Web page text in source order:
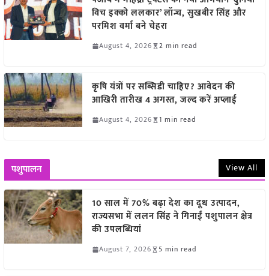
विच इक्को ललकार’ लॉन्च, सुखबीर सिंह और
परमिश वर्मा बने चेहरा
August 4, 2026 2 min read
कृषि यंत्रों पर सब्सिडी चाहिए? आवेदन की
आखिरी तारीख 4 अगस्त, जल्द करें अप्लाई
August 4, 2026 1 min read
पशुपालन View All
10 साल में 70% बढ़ा देश का दूध उत्पादन,
राज्यसभा में ललन सिंह ने गिनाईं पशुपालन क्षेत्र
की उपलब्धियां
August 7, 2026 5 min read